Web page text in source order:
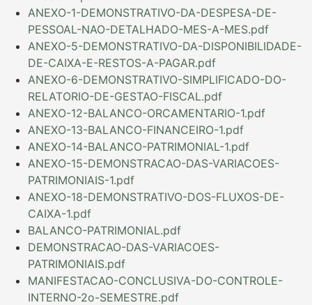
ANEXO-1-DEMONSTRATIVO-DA-DESPESA-DE-
PESSOAL-NAO-DETALHADO-MES-A-MES.pdf
ANEXO-5-DEMONSTRATIVO-DA-DISPONIBILIDADE-
DE-CAIXA-E-RESTOS-A-PAGAR.pdf
ANEXO-6-DEMONSTRATIVO-SIMPLIFICADO-DO-
RELATORIO-DE-GESTAO-FISCAL.pdf
ANEXO-12-BALANCO-ORCAMENTARIO-1.pdf
ANEXO-13-BALANCO-FINANCEIRO-1.pdf
ANEXO-14-BALANCO-PATRIMONIAL-1.pdf
ANEXO-15-DEMONSTRACAO-DAS-VARIACOES-
PATRIMONIAIS-1.pdf
ANEXO-18-DEMONSTRATIVO-DOS-FLUXOS-DE-
CAIXA-1.pdf
BALANCO-PATRIMONIAL.pdf
DEMONSTRACAO-DAS-VARIACOES-
PATRIMONIAIS.pdf
MANIFESTACAO-CONCLUSIVA-DO-CONTROLE-
INTERNO-2o-SEMESTRE.pdf